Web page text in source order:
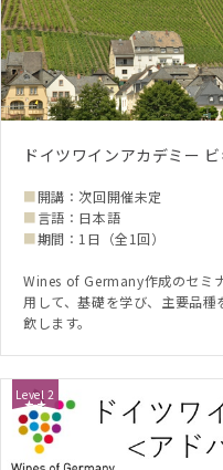
ドイツワインアカデミー
■開講：次回開催未定
■言語：日本語
■期間：1日（全1回）
Wines of Germany作成のセミ
用して、基礎を学び、主要品
飲します。
Level 2